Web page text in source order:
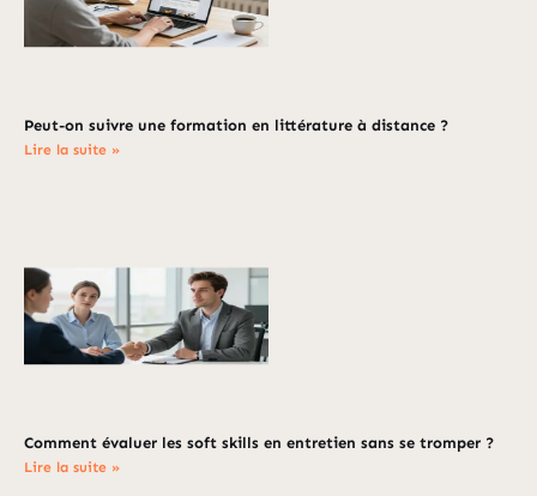
Peut-on suivre une formation en littérature à distance ?
Lire la suite »
Comment évaluer les soft skills en entretien sans se tromper ?
Lire la suite »